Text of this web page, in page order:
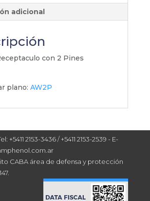
adicional
con 2 Pines
plano: AW2P
+5411 2153-3436 / +5411 2153-2539 - E-
CABA área de defensa y protección